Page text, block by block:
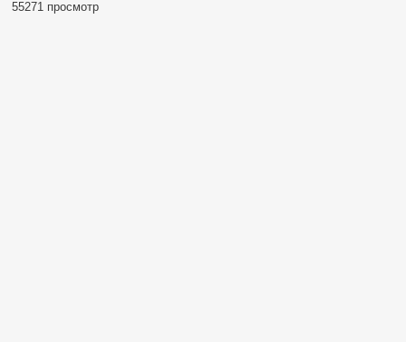
55271 просмотр